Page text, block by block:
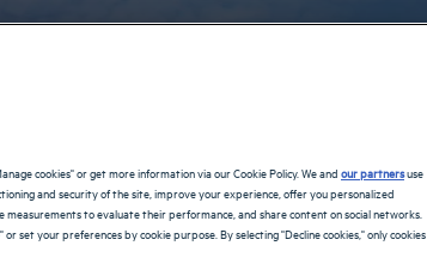
的酒店
返回伊拉克页面
cookies" or get more information via our Cookie Policy. We andour partnersuse
and security of the site, improve your experience, offer you personalized
to evaluate their performance, and share content on social networks.
set your preferences by cookie purpose. By selecting "Decline cookies," only cookies